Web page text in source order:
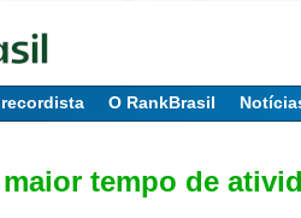
recordista O RankBrasil
tempo de